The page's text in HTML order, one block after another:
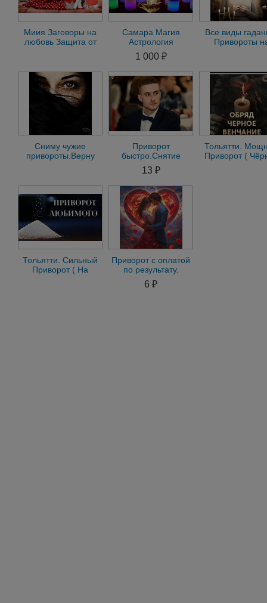
Миия Заговоры на
любовь Защита от
Самара Магия
Астрология
Семейный Приворот
на Любимого
Любовная Магия
1 000 ₽
Все виды
Привороты
Сниму чужие
привороты.Верну
Приворот
быстро.Снятие
негатива,
порчи.Гадание на
Таро.Верну любовь
13 ₽
Тольятти.
Приворот (
Тольятти. Сильный
Приворот ( На
Приворот с оплатой
по результату.
Приворожить мужа.
Приворот на жену
6 ₽